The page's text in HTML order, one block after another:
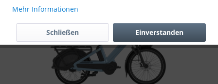
Mehr Informationen
Einverstanden
Schließen